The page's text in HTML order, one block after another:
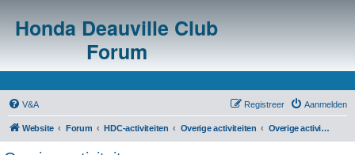
Honda Deauville Club
Forum
V&A Aanmelden
Registreer
Website Forum HDC-activiteiten Overige activiteiten Overige activiteiten